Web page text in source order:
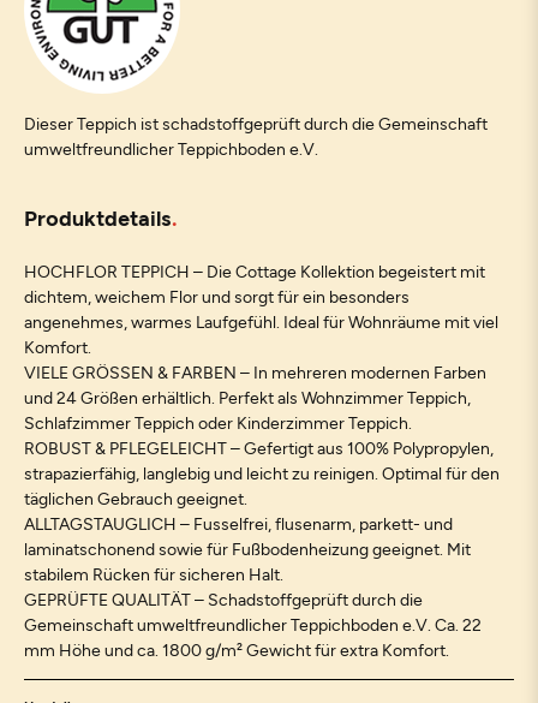
Dieser Teppich ist schadstoffgeprüft durch die Gemeinschaft
umweltfreundlicher Teppichboden e.V.
Produktdetails
HOCHFLOR TEPPICH – Die Cottage Kollektion begeistert mit
dichtem, weichem Flor und sorgt für ein besonders
angenehmes, warmes Laufgefühl. Ideal für Wohnräume mit viel
Komfort.
VIELE GRÖSSEN & FARBEN – In mehreren modernen Farben
und 24 Größen erhältlich. Perfekt als Wohnzimmer Teppich,
Schlafzimmer Teppich oder Kinderzimmer Teppich.
ROBUST & PFLEGELEICHT – Gefertigt aus 100% Polypropylen,
strapazierfähig, langlebig und leicht zu reinigen. Optimal für den
täglichen Gebrauch geeignet.
ALLTAGSTAUGLICH – Fusselfrei, flusenarm, parkett- und
laminatschonend sowie für Fußbodenheizung geeignet. Mit
stabilem Rücken für sicheren Halt.
GEPRÜFTE QUALITÄT – Schadstoffgeprüft durch die
Gemeinschaft umweltfreundlicher Teppichboden e.V. Ca. 22
mm Höhe und ca. 1800 g/m² Gewicht für extra Komfort.